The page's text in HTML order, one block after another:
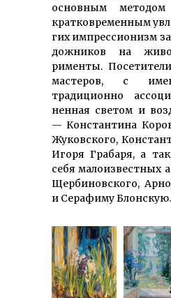
основным
кратко­вре­менным
гих им­прес­сионизм
дожни­ков на
рименты.
мастеров, с
традиционно
ненная светом и
— Констан­тина
Жуковского,
Игоря Грабаря, а
себя малоизвестных
Щер­би­новского,
и Серафиму Блонскую.